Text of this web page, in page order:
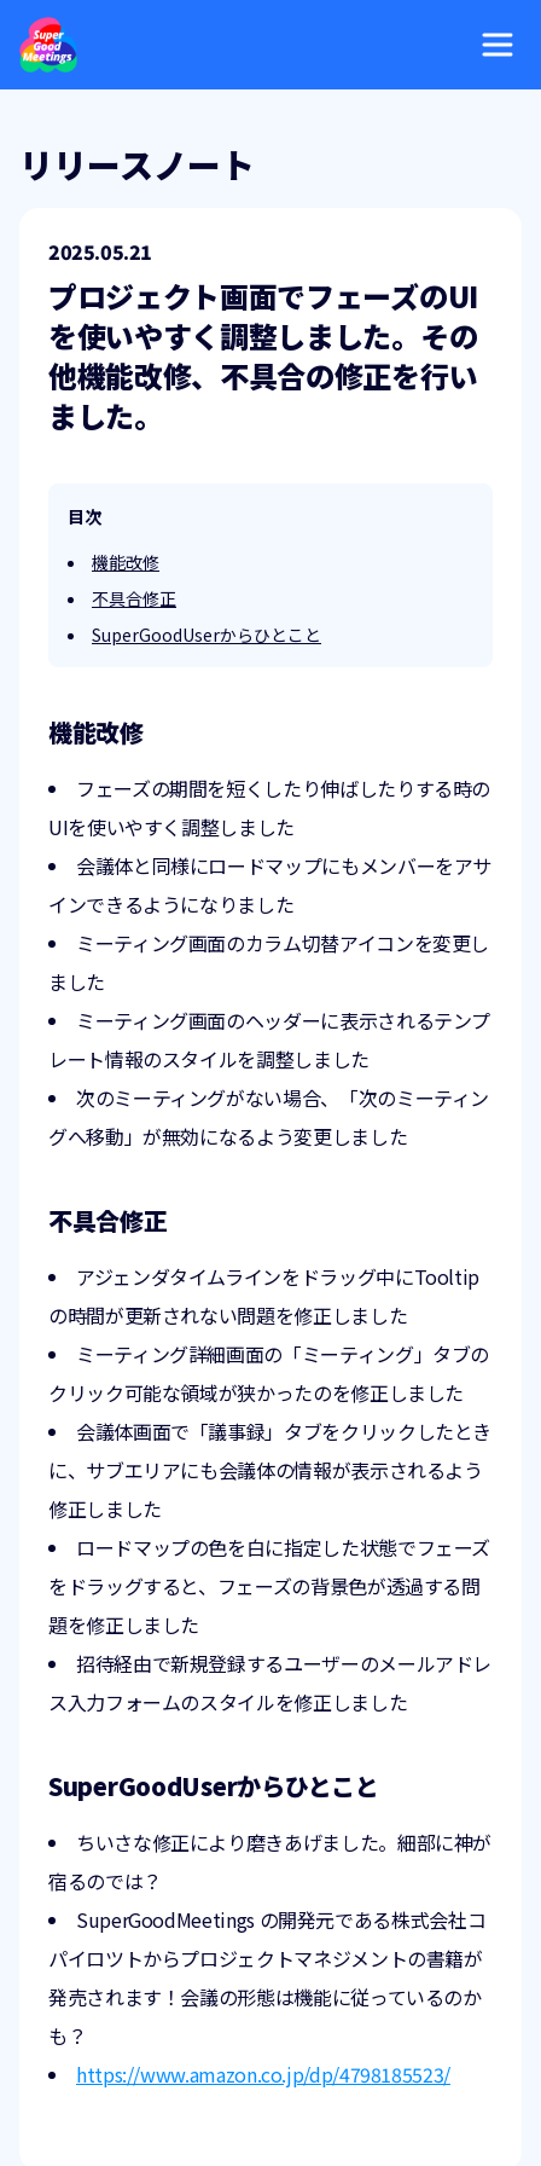
リリースノート
2025.05.21
プロジェクト画面でフェーズのUI
を使いやすく調整しました。その
他機能改修、不具合の修正を行い
ました。
目次
機能改修
不具合修正
SuperGoodUserからひとこと
機能改修
フェーズの期間を短くしたり伸ばしたりする時の
UIを使いやすく調整しました
会議体と同様にロードマップにもメンバーをアサ
インできるようになりました
ミーティング画面のカラム切替アイコンを変更し
ました
ミーティング画面のヘッダーに表示されるテンプ
レート情報のスタイルを調整しました
次のミーティングがない場合、「次のミーティン
グへ移動」が無効になるよう変更しました
不具合修正
アジェンダタイムラインをドラッグ中にTooltip
の時間が更新されない問題を修正しました
ミーティング詳細画面の「ミーティング」タブの
クリック可能な領域が狭かったのを修正しました
会議体画面で「議事録」タブをクリックしたとき
に、サブエリアにも会議体の情報が表示されるよう
修正しました
ロードマップの色を白に指定した状態でフェーズ
をドラッグすると、フェーズの背景色が透過する問
題を修正しました
招待経由で新規登録するユーザーのメールアドレ
ス入力フォームのスタイルを修正しました
SuperGoodUserからひとこと
ちいさな修正により磨きあげました。細部に神が
宿るのでは？
SuperGoodMeetings の開発元である株式会社コ
パイロツトからプロジェクトマネジメントの書籍が
発売されます！会議の形態は機能に従っているのか
も？
https://www.amazon.co.jp/dp/4798185523/